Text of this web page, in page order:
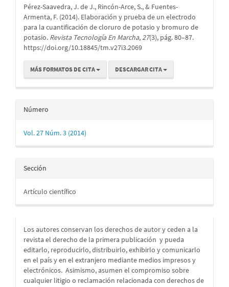
artículo
Pérez-Saavedra, J. de J., Rincón-Arce, S., & Fuentes-
Armenta, F. (2014). Elaboración y prueba de un electrodo
para la cuantificación de cloruro de potasio y bromuro de
potasio. Revista Tecnología En Marcha,27(3), pág. 80–87.
https://doi.org/10.18845/tm.v27i3.2069
MÁS FORMATOS DE CITA DESCARGAR CITA
Número
Vol. 27 Núm. 3 (2014)
Sección
Artículo científico
Los autores conservan los derechos de autor y ceden a la
revista el derecho de la primera publicación y pueda
editarlo, reproducirlo, distribuirlo, exhibirlo y comunicarlo
en el país y en el extranjero mediante medios impresos y
electrónicos. Asimismo, asumen el compromiso sobre
cualquier litigio o reclamación relacionada con derechos de